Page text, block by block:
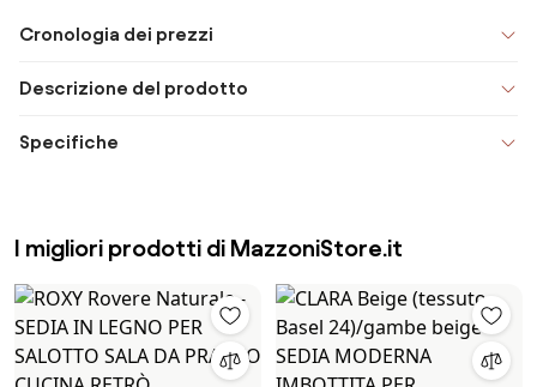
Cronologia dei prezzi
Descrizione del prodotto
Specifiche
I migliori prodotti di MazzoniStore.it